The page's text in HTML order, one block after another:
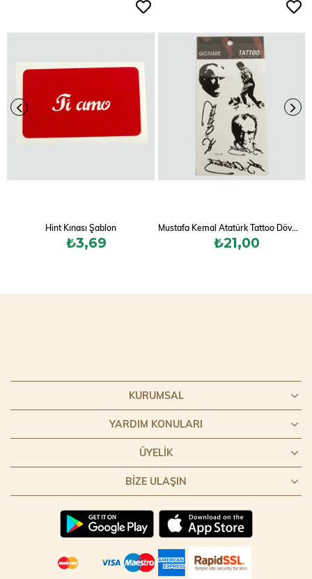
Hint Kınası Şablon
₺3,69
Mustafa Kemal Atatürk Tattoo Dövme Sticker
₺21,00
KURUMSAL
YARDIM KONULARI
ÜYELIK
BIZE ULAŞIN